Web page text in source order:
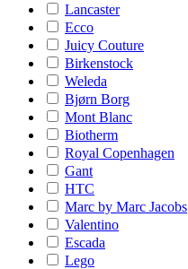
Lancaster
Ecco
Juicy Couture
Birkenstock
Weleda
Bjørn Borg
Mont Blanc
Biotherm
Royal Copenhagen
Gant
HTC
Marc by Marc Jacobs
Valentino
Escada
Lego